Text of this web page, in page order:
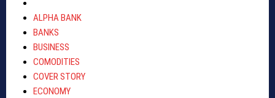
ALPHA BANK
BANKS
BUSINESS
COMODITIES
COVER STORY
ECONOMY